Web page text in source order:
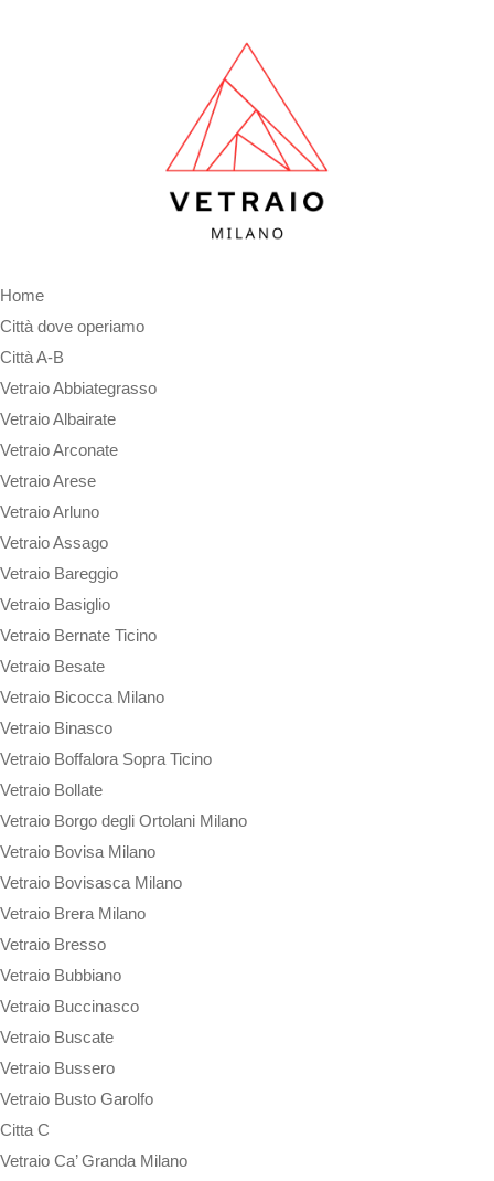
Home
Città dove operiamo
Città A-B
Vetraio Abbiategrasso
Vetraio Albairate
Vetraio Arconate
Vetraio Arese
Vetraio Arluno
Vetraio Assago
Vetraio Bareggio
Vetraio Basiglio
Vetraio Bernate Ticino
Vetraio Besate
Vetraio Bicocca Milano
Vetraio Binasco
Vetraio Boffalora Sopra Ticino
Vetraio Bollate
Vetraio Borgo degli Ortolani Milano
Vetraio Bovisa Milano
Vetraio Bovisasca Milano
Vetraio Brera Milano
Vetraio Bresso
Vetraio Bubbiano
Vetraio Buccinasco
Vetraio Buscate
Vetraio Bussero
Vetraio Busto Garolfo
Citta C
Vetraio Ca’ Granda Milano